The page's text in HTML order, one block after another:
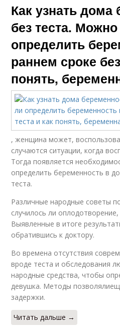
Как узнать дома
без теста.
определить
раннем сроке
понять,
, женщина может,
случаются ситуации, когда
Тогда появляется
определить беременность в
теста.
Различные народные советы
случилось ли
Выявленные в итоге
обратившись к доктору.
Во времена отсутствия
вроде теста и обследования
народные средства, чтобы
девушка. Методы
задержки.
Читать дальше →